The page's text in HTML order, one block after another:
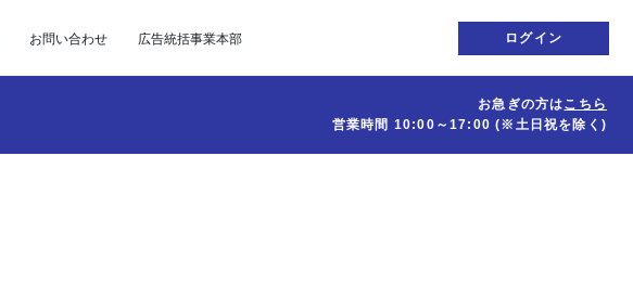
お問い合わせ 広告統括事業本部 ログイン
お急ぎの方はこちら
営業時間 10:00～17:00(※土日祝を除く)